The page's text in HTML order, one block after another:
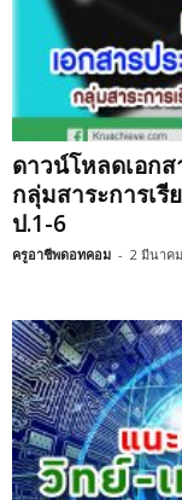
ดาวน์โหลดเอก
กลุ่มสาระการเ
ป.1-6
ครูอาชีพดอทคอม - 2 มีนาค